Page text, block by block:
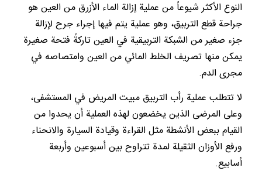
النوع الأكثر شيوعاً من عملية إزالة الماء الأزرق من العين هو
جراحة قطع التربيق، وهو عملية يتم فيها إجراء جرح لإزالة
جزء صغير من الشبكة التربيقية في العين تاركةً فتحة صغيرة
يمكن منها تصريف الخلط المائي من العين وامتصاصه في
مجرى الدم.
لا تتطلب عملية رأب التربيق مبيت المريض في المستشفى،
وعلى المرضى الذين يخضعون لهذه العملية أن يحدوا من
القيام ببعض الأنشطة مثل القراءة وقيادة السيارة والانحناء
ورفع الأوزان الثقيلة لمدة تتراوح بين أسبوعين وأربعة
أسابيع.